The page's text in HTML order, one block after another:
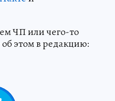
ЧП или чего-то
этом в редакцию: